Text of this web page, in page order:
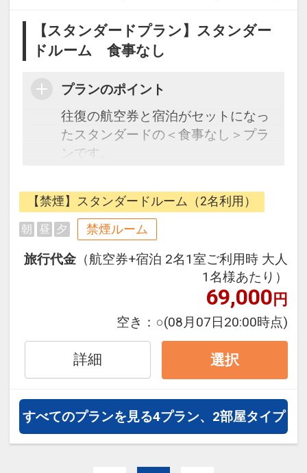
【スタンダードプラン】スタンダー
ドルーム 食事なし
プランのポイント
往復の航空券と宿泊がセットになっ
たスタンダードの＜食事なし＞プラ
ンです。
【ホテルの魅力】
■「滞在そのもが極上の旅になる」
ラグジュアリーな非日常感が最大の
魅力です。
■パークのウェルカムエリアから宿
泊者専用クルーザーに乗船し、美し
い街並みを眺めながら、ホテル内に
ある専用の桟橋に直接着眼してチェ
ックインができます。
■船を降りるとアーティストによる
生演奏が響き渡り、ロビーに入った
に包まれます。
■チェックイン時にご到着当日の入
場パスポートのご提示で、2日目以
降の滞在日数分のパスポートをお1
【禁煙】スタンダードルーム（2名利用）
朝 昼 夕 禁煙ルーム
旅行代金 （航空券+宿泊 2名1室ご利用時 大人
1名様あたり）
69,000円
空き： ○(08月07日20:00時点)
詳細 選択
すべてのプランを見る4プラン、2部屋タイプ